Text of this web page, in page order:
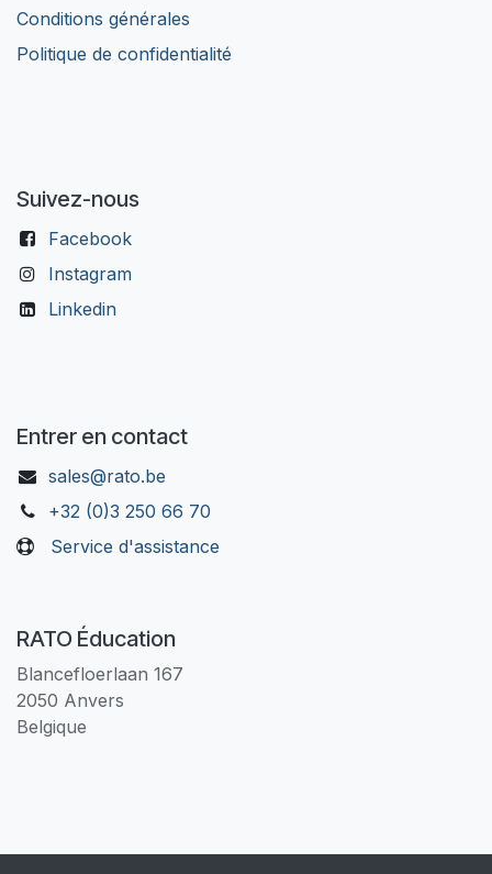
Conditions générales
Politique de confidentialité
Suivez-nous
Facebook
Instagram
Linkedin
Entrer en contact
sales@rato.be
+32 (0)3 250 66 70
Service d'assistance
RATO Éducation
Blancefloerlaan 167
2050 Anvers
Belgique